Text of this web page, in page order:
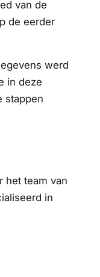
van de
de eerder
werd
in deze
stappen
het team van
in